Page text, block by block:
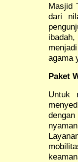
Masjid
dari
agama
Paket
Untuk